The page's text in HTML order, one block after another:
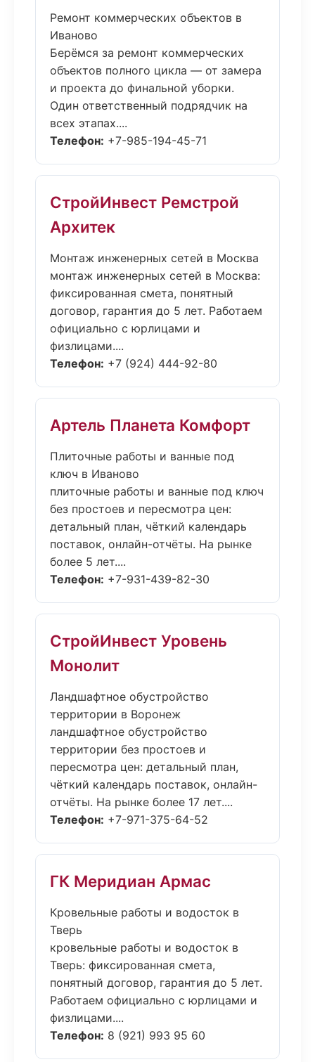
Ремонт коммерческих объектов в
Иваново
Берёмся за ремонт коммерческих
объектов полного цикла — от замера
и проекта до финальной уборки.
Один ответственный подрядчик на
всех этапах....
Телефон: +7-985-194-45-71
СтройИнвест Ремстрой
Архитек
Монтаж инженерных сетей в Москва
монтаж инженерных сетей в Москва:
фиксированная смета, понятный
договор, гарантия до 5 лет. Работаем
официально с юрлицами и
физлицами....
Телефон: +7 (924) 444-92-80
Артель Планета Комфорт
Плиточные работы и ванные под
ключ в Иваново
плиточные работы и ванные под ключ
без простоев и пересмотра цен:
детальный план, чёткий календарь
поставок, онлайн-отчёты. На рынке
более 5 лет....
Телефон: +7-931-439-82-30
СтройИнвест Уровень
Монолит
Ландшафтное обустройство
территории в Воронеж
ландшафтное обустройство
территории без простоев и
пересмотра цен: детальный план,
чёткий календарь поставок, онлайн-
отчёты. На рынке более 17 лет....
Телефон: +7-971-375-64-52
ГК Меридиан Армас
Кровельные работы и водосток в
Тверь
кровельные работы и водосток в
Тверь: фиксированная смета,
понятный договор, гарантия до 5 лет.
Работаем официально с юрлицами и
физлицами....
Телефон: 8 (921) 993 95 60